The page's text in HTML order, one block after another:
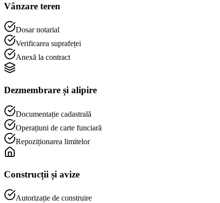
Vânzare teren
Dosar notarial
Verificarea suprafeței
Anexă la contract
Dezmembrare și alipire
Documentație cadastrală
Operațiuni de carte funciară
Repoziționarea limitelor
Construcții și avize
Autorizație de construire